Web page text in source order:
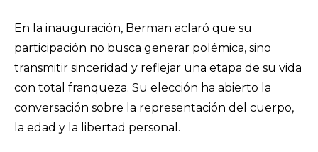
En la inauguración, Berman aclaró que su
participación no busca generar polémica, sino
transmitir sinceridad y reflejar una etapa de su vida
con total franqueza. Su elección ha abierto la
conversación sobre la representación del cuerpo,
la edad y la libertad personal.